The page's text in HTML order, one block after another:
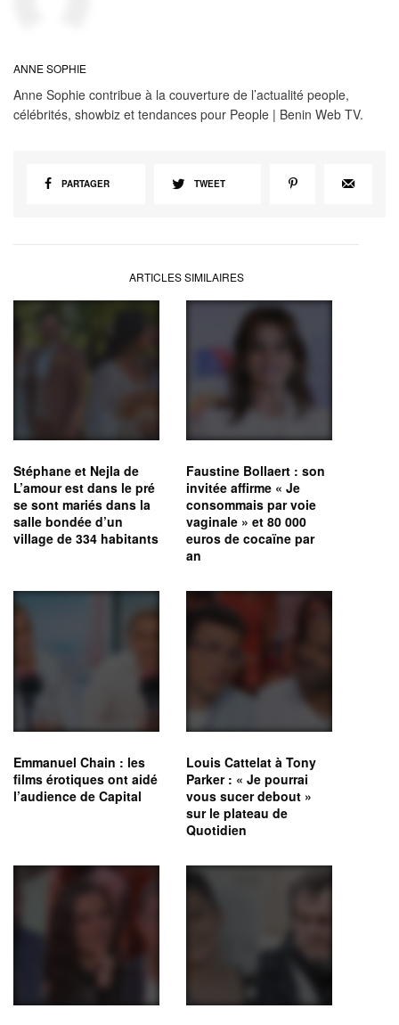
ANNE SOPHIE
Anne Sophie contribue à la couverture de l’actualité people,
célébrités, showbiz et tendances pour People | Benin Web TV.
PARTAGER TWEET
ARTICLES SIMILAIRES
Stéphane et Nejla de
L’amour est dans le pré
se sont mariés dans la
salle bondée d’un
village de 334 habitants
Faustine Bollaert : son
invitée affirme « Je
consommais par voie
vaginale » et 80 000
euros de cocaïne par
an
Emmanuel Chain : les
films érotiques ont aidé
l’audience de Capital
Louis Cattelat à Tony
Parker : « Je pourrai
vous sucer debout »
sur le plateau de
Quotidien